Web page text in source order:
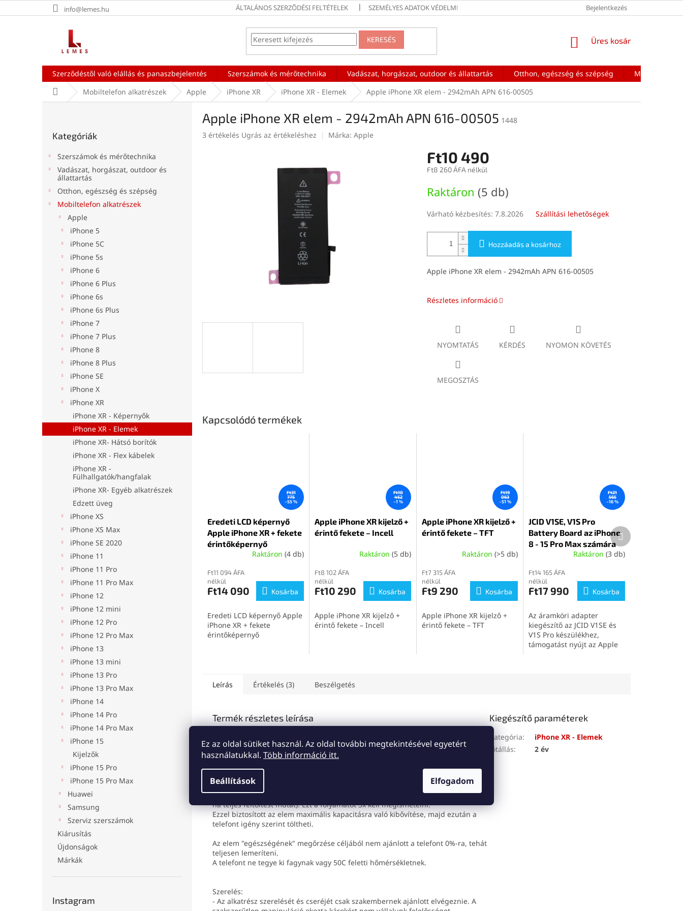
Ez az oldal sütiket használ. Az oldal további megtekintésével egyetért
használatukkal. Több információ itt.
Beállítások Elfogadom
a
info@lemes.hu ÁLTALÁNOS SZERZŐDÉSI FELTÉTELEK SZEMÉLYES ADATOK VÉDELMÉNEK FELTÉTELEI Bejelentkezés
KERESÉS KOSÁR
Üres kosár
Szerződéstől való elállás és panaszbejelentés Szerszámok és mérőtechnika Vadászat, horgászat, outdoor és állattartás Otthon, egészség és szépség
Mobiltelefon
KezdőlapMobiltelefon alkatrészek Apple iPhone XR iPhone XR - Elemek Apple iPhone XR elem - 2942mAh APN 616-00505
átugrása
Kategóriák
Szerszámok és mérőtechnika
Vadászat, horgászat, outdoor és
állattartás
Otthon, egészség és szépség
Mobiltelefon alkatrészek
Apple
iPhone 5
iPhone 5C
iPhone 5s
iPhone 6
iPhone 6 Plus
iPhone 6s
iPhone 6s Plus
iPhone 7
iPhone 7 Plus
iPhone 8
iPhone 8 Plus
iPhone SE
iPhone X
iPhone XR
iPhone XR - Képernyők
iPhone XR - Elemek
iPhone XR- Hátsó borítók
iPhone XR - Flex kábelek
iPhone XR -
Fülhallgatók/hangfalak
iPhone XR- Egyéb alkatrészek
Edzett üveg
iPhone XS
iPhone XS Max
iPhone SE 2020
iPhone 11
iPhone 11 Pro
iPhone 11 Pro Max
iPhone 12
iPhone 12 mini
iPhone 12 Pro
iPhone 12 Pro Max
iPhone 13
iPhone 13 mini
iPhone 13 Pro
iPhone 13 Pro Max
iPhone 14
iPhone 14 Pro
iPhone 14 Pro Max
iPhone 15
Kijelzők
iPhone 15 Pro
iPhone 15 Pro Max
Huawei
Samsung
Szerviz szerszámok
Kiárusítás
Újdonságok
Márkák
Instagram
Apple iPhone XR elem - 2942mAh APN 616-00505 1448
A
3 értékelés Ugrás az értékeléshez Márka: Apple
Ft10 490
Ft8 260 ÁFA nélkül
Raktáron (5 db)
Várható kézbesítés: 7.8.2026 Szállítási lehetőségek
Hozzáadás a kosárhoz
Apple iPhone XR elem - 2942mAh APN 616-00505
Részletes információ
NYOMTATÁS KÉRDÉS NYOMON KÖVETÉS
MEGOSZTÁS
Kapcsolódó termékek
Ft31
775
–55 %
Eredeti LCD képernyő
Apple iPhone XR + fekete
érintőképernyő
Raktáron (4 db)
Ft11 094 ÁFA
nélkül
Ft14 090 Kosárba
Eredeti LCD képernyő Apple
iPhone XR + fekete
érintőképernyő
Ft10
452
–1 %
Apple iPhone XR kijelző +
érintő fekete – Incell
Raktáron (5 db)
Ft8 102 ÁFA
nélkül
Ft10 290 Kosárba
Apple iPhone XR kijelző +
érintő fekete – Incell
Ft19
063
–51 %
Apple iPhone XR kijelző +
érintő fekete – TFT
Raktáron(>5 db)
Ft7 315 ÁFA
nélkül
Ft9 290 Kosárba
Apple iPhone XR kijelző +
érintő fekete – TFT
Ft21
565
–16 %
JCID V1SE, V1S Pro
Battery Board az iPhone
8 - 15 Pro Max számára
Raktáron (3 db)
Ft14 165 ÁFA
nélkül
Ft17 990 Kosárba
Az áramköri adapter
kiegészítő az JCID V1SE és
V1S Pro készülékhez,
támogatást nyújt az Apple
Következő
termék
Leírás Értékelés (3) Beszélgetés
Termék részletes leírása
Az új elemnek köszönhetően az iPhone XR "új életre" kel. Nem kell aggódnia,
hogy az elem az Ön készülékében gyorsan lemerül és nem bírja sokáig. Az elem
Az elem, APN 616-00505 univerzális, és minden iPhone XR modellhez illik.
Az elem első használatakor ajánlott teljesen lemeríteni a telefont megszokott
használat segítségével. Ezután a telefont kb. 10 órát a töltőn kell hagyni (akkor is,
ha teljes feltöltést mutat). Ezt a folyamatot 3x kell megismételni.
Ezzel biztosított az elem maximális kapacitásra való kibővítése, majd ezután a
telefont igény szerint töltheti.
Az elem "egészségének" megőrzése céljából nem ajánlott a telefont 0%-ra, tehát
teljesen lemeríteni.
A telefont ne tegye ki fagynak vagy 50C feletti hőmérsékletnek.
Szerelés:
- Az alkatrész szerelését és cseréjét csak szakembernek ajánlott elvégeznie. A
Kiegészítő paraméterek
Kategória:
iPhone XR - Elemek
Jótállás: 2 év